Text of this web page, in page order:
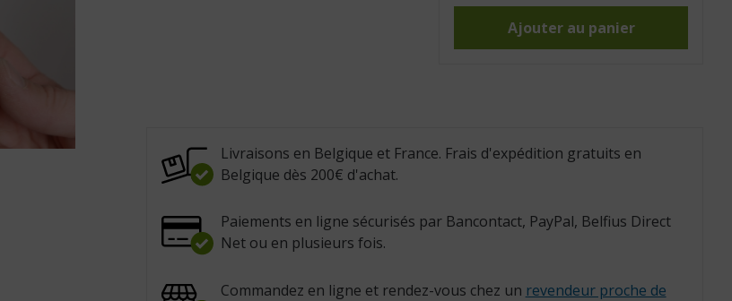
parfum
citronnelle
(Réf.
Ajouter au panier
Livraisons en Belgique et France. Frais d'expédition gratuits en
Belgique dès 200€ d'achat.
Paiements en ligne sécurisés par Bancontact, PayPal, Belfius Direct
Net ou en plusieurs fois.
Commandez en ligne et rendez-vous chez un revendeur proche de